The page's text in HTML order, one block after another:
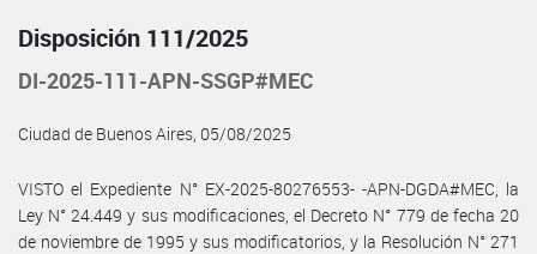
Disposición 111/2025
DI-2025-111-APN-SSGP#MEC
Ciudad de Buenos Aires, 05/08/2025
VISTO el Expediente N° EX-2025-80276553- -APN-DGDA#MEC, la
Ley N° 24.449 y sus modificaciones, el Decreto N° 779 de fecha 20
de noviembre de 1995 y sus modificatorios, y la Resolución N° 271